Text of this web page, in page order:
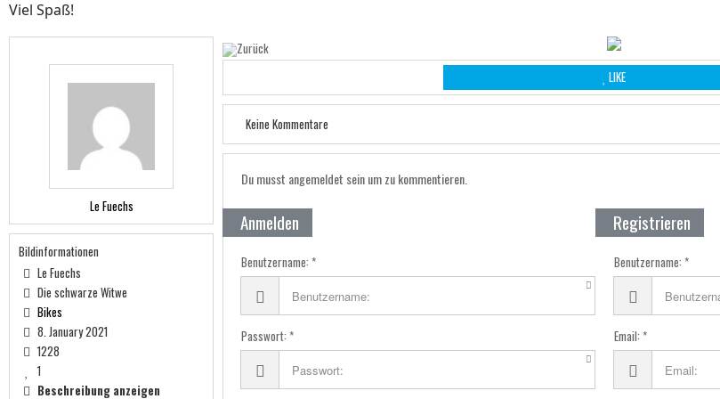
Viel Spaß!
Le Fuechs
Bildinformationen
Le Fuechs
Die schwarze Witwe
Bikes
8. January 2021
1228
1
Beschreibung anzeigen
LIKE
Keine Kommentare
Du musst angemeldet sein um zu kommentieren.
Anmelden
Benutzername:
Passwort:
Registrieren
Benutzername:
Email: